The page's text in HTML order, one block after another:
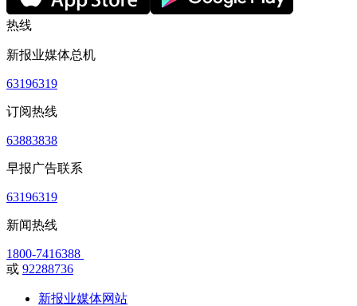
热线
新报业媒体总机
63196319
订阅热线
63883838
早报广告联系
63196319
新闻热线
1800-7416388
或 92288736
新报业媒体网站